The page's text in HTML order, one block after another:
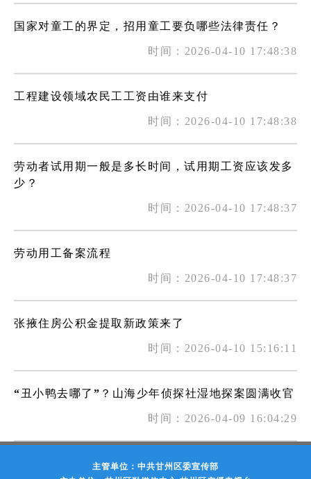
国家对童工的界定，招用童工要负哪些法律责任？
时间：2026-04-10 17:48:38
工程建设领域农民工工资由谁来支付
时间：2026-04-10 17:48:38
劳动者试用期一般是多长时间，试用期工资应该发多
少？
时间：2026-04-10 17:48:37
劳动用工备案流程
时间：2026-04-10 17:48:37
张掖住房公积金提取新政策来了
时间：2026-04-10 15:16:11
“丑小鸭去哪了”？山海少年侦探社湿地探案圆满收官
时间：2026-04-09 16:04:29
主管单位：中共甘州区委宣传部